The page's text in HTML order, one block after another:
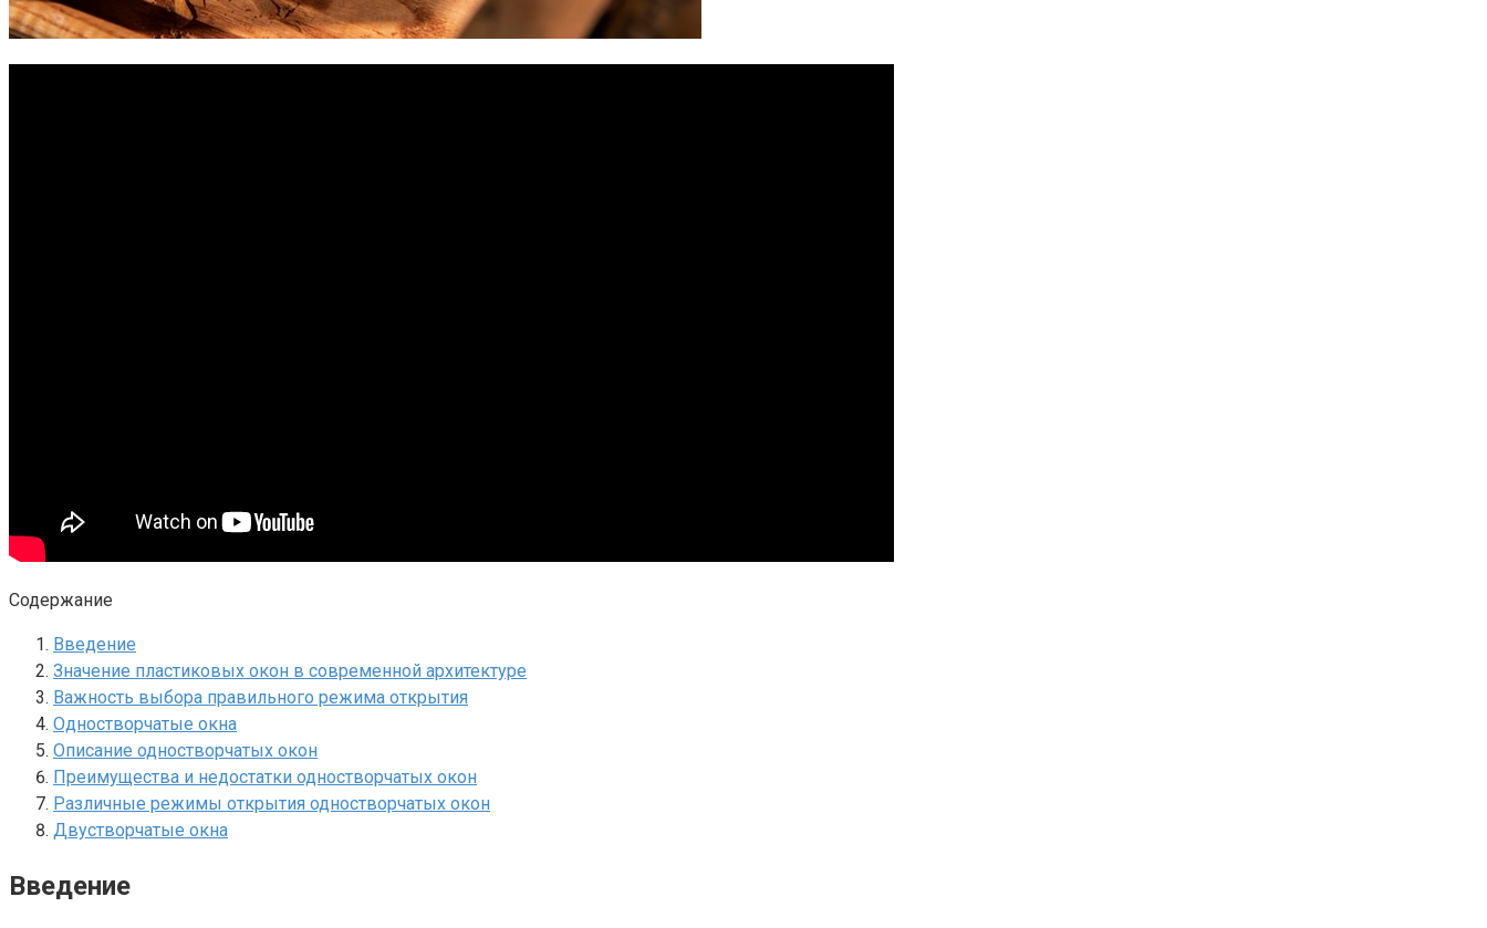
Содержание
Введение
Значение пластиковых окон в современной архитектуре
Важность выбора правильного режима открытия
Одностворчатые окна
Описание одностворчатых окон
Преимущества и недостатки одностворчатых окон
Различные режимы открытия одностворчатых окон
Двустворчатые окна
Введение